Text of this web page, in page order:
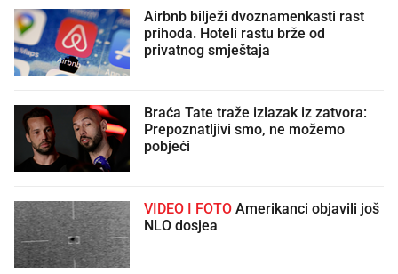
Airbnb bilježi dvoznamenkasti rast
prihoda. Hoteli rastu brže od
privatnog smještaja
Braća Tate traže izlazak iz zatvora:
Prepoznatljivi smo, ne možemo
pobjeći
VIDEO I FOTO
NLO dosjea